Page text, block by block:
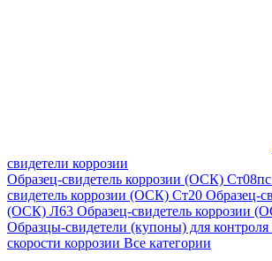
свидетели коррозии
Образец-свидетель коррозии (ОСК) Ст08пс
свидетель коррозии (ОСК) Ст20 Образец-
(ОСК) Л63 Образец-свидетель коррозии
Образцы-свидетели (купоны) для контроля
скорости коррозии Все категории